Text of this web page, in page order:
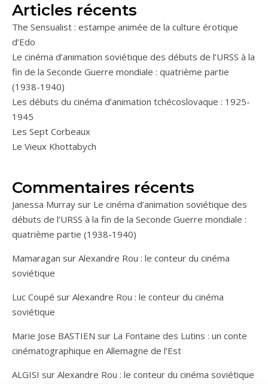
Articles récents
The Sensualist : estampe animée de la culture érotique
d’Edo
Le cinéma d’animation soviétique des débuts de l’URSS à la
fin de la Seconde Guerre mondiale : quatrième partie
(1938-1940)
Les débuts du cinéma d’animation tchécoslovaque : 1925-
1945
Les Sept Corbeaux
Le Vieux Khottabych
Commentaires récents
Janessa Murray sur Le cinéma d’animation soviétique des
débuts de l’URSS à la fin de la Seconde Guerre mondiale :
quatrième partie (1938-1940)
Mamaragan sur Alexandre Rou : le conteur du cinéma
soviétique
Luc Coupé sur Alexandre Rou : le conteur du cinéma
soviétique
Marie Jose BASTIEN sur La Fontaine des Lutins : un conte
cinématographique en Allemagne de l’Est
ALGISI sur Alexandre Rou : le conteur du cinéma soviétique